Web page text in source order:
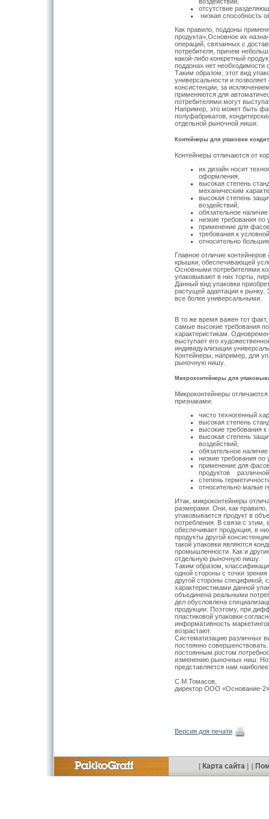
воздействий,
отсутствие
низкая способность
Как правило, поддоны
продуктач,Основное их
операций, связанных с
потребителя, причем
какой-либо конкретный
поддонах нет необходимости
Таким образом, этот вид
универсальности и
консистенции, за
применяются для
потребителями могут
Например, это может быть
полуфабрикатов,
отдельной рыночной ниши.
Контейнеры для упаковки
Контейнеры отличаются от
их дизайн носит
оформления,
высокая степень
механическим
высокая степень
воздействий,
обязательное
низкие требования по
применение для
требования к
относительно
Главное отличие
крышки, обеспечивающей
Основными потребителями
упаковывают в них торты,
Данный вид упаковки
растущей адаптации к рынку.
все более универсальными.
В то же время важен тот
самые высокие требования
характеристикам.
выступает его
индивидуализации
Контейнеры, например, для
рыночную нишу.
Микроконтейнеры для
Микроконтейнеры
признаками:
чисто техногенный
высокая степень
высокие требования
высокая степень
воздействий,
обязательное
низкие требования по
применение для
продуктов
степень
относительно малые
Итак, микроконтейнеры
размерами. Они, как правило,
упаковывается продукт в
потребления. В связи с этим,
обеспечивает продукция, в
продукты другой
такой упаковки являются
промышленности. Как и
отдельную рыночную нишу.
Таким образом,
одной стороны с точки
другой стороны спецификой,
характеристиками данной
объединена реальными
дел обусловлена
продукции. Поэтому, при
пластиковой упаковки
информативность
возрастают.
Систематизацию различных
постоянно
постоянным ростом
изменению рыночных ниш. Но
представляется нам
С.М.Томасов,
директор ООО «Основание-2»
Версия для печати
[ Карта сайта ] [